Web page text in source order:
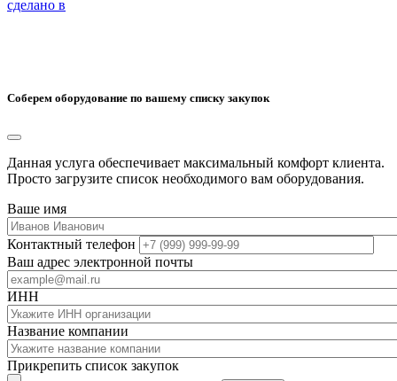
сделано в
Соберем оборудование по вашему списку закупок
Данная услуга обеспечивает максимальный комфорт клиента.
Просто загрузите список необходимого вам оборудования.
Ваше имя
Контактный телефон
Ваш адрес электронной почты
ИНН
Название компании
Прикрепить список закупок